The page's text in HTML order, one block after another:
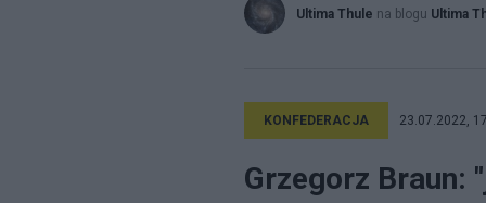
Ultima Thule na blogu Ultima
KONFEDERACJA 23.07.2022,
Grzegorz Braun: